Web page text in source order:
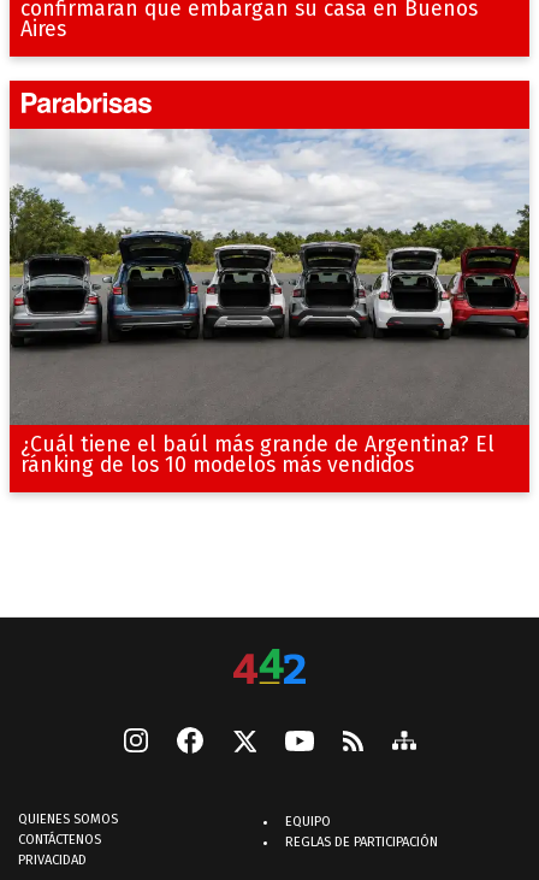
confirmaran que embargan su casa en Buenos
Aires
¿Cuál tiene el baúl más grande de Argentina? El
ránking de los 10 modelos más vendidos
QUIENES SOMOS
CONTÁCTENOS
PRIVACIDAD
EQUIPO
REGLAS DE PARTICIPACIÓN